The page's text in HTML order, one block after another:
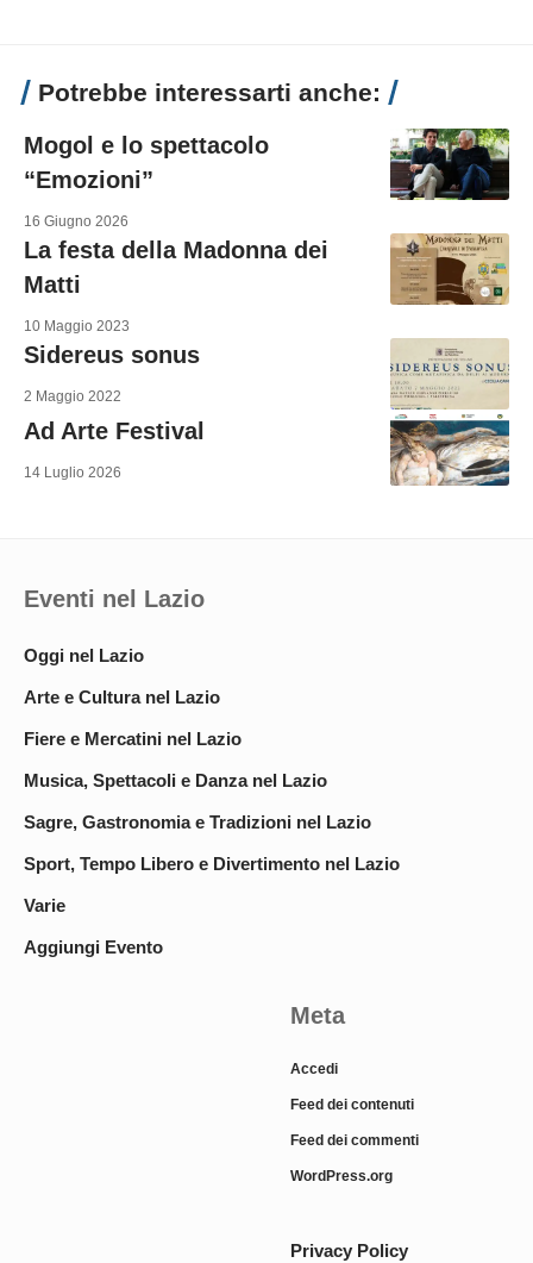
Potrebbe interessarti anche:
Mogol e lo spettacolo
“Emozioni”
16 Giugno 2026
La festa della Madonna dei
Matti
10 Maggio 2023
Sidereus sonus
2 Maggio 2022
Ad Arte Festival
14 Luglio 2026
Eventi nel Lazio
Oggi nel Lazio
Arte e Cultura nel Lazio
Fiere e Mercatini nel Lazio
Musica, Spettacoli e Danza nel Lazio
Sagre, Gastronomia e Tradizioni nel Lazio
Sport, Tempo Libero e Divertimento nel Lazio
Varie
Aggiungi Evento
Meta
Accedi
Feed dei contenuti
Feed dei commenti
WordPress.org
Privacy Policy